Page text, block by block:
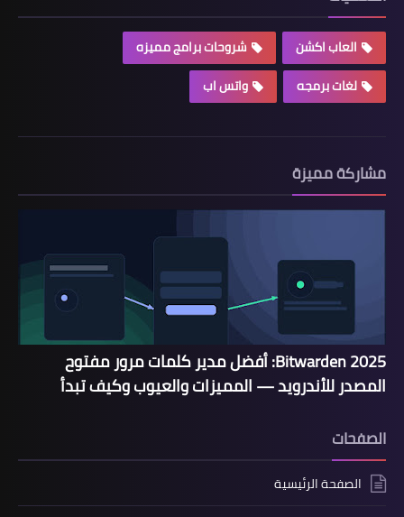
العاب اكشن
شروحات برامج مميزه
لغات برمجه
واتس اب
مشاركة مميزة
Bitwarden 2025: أفضل مدير كلمات مرور مفتوح
المصدر للأندرويد — المميزات والعيوب وكيف تبدأ
الصفحات
الصفحة الرئيسية